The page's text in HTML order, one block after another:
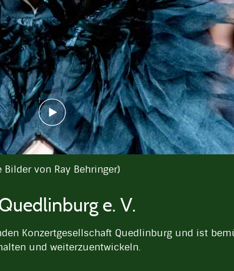
Bilder von Ray Behringer)
e. V.
Konzertgesellschaft Quedlinburg und ist
und weiterzuentwickeln.